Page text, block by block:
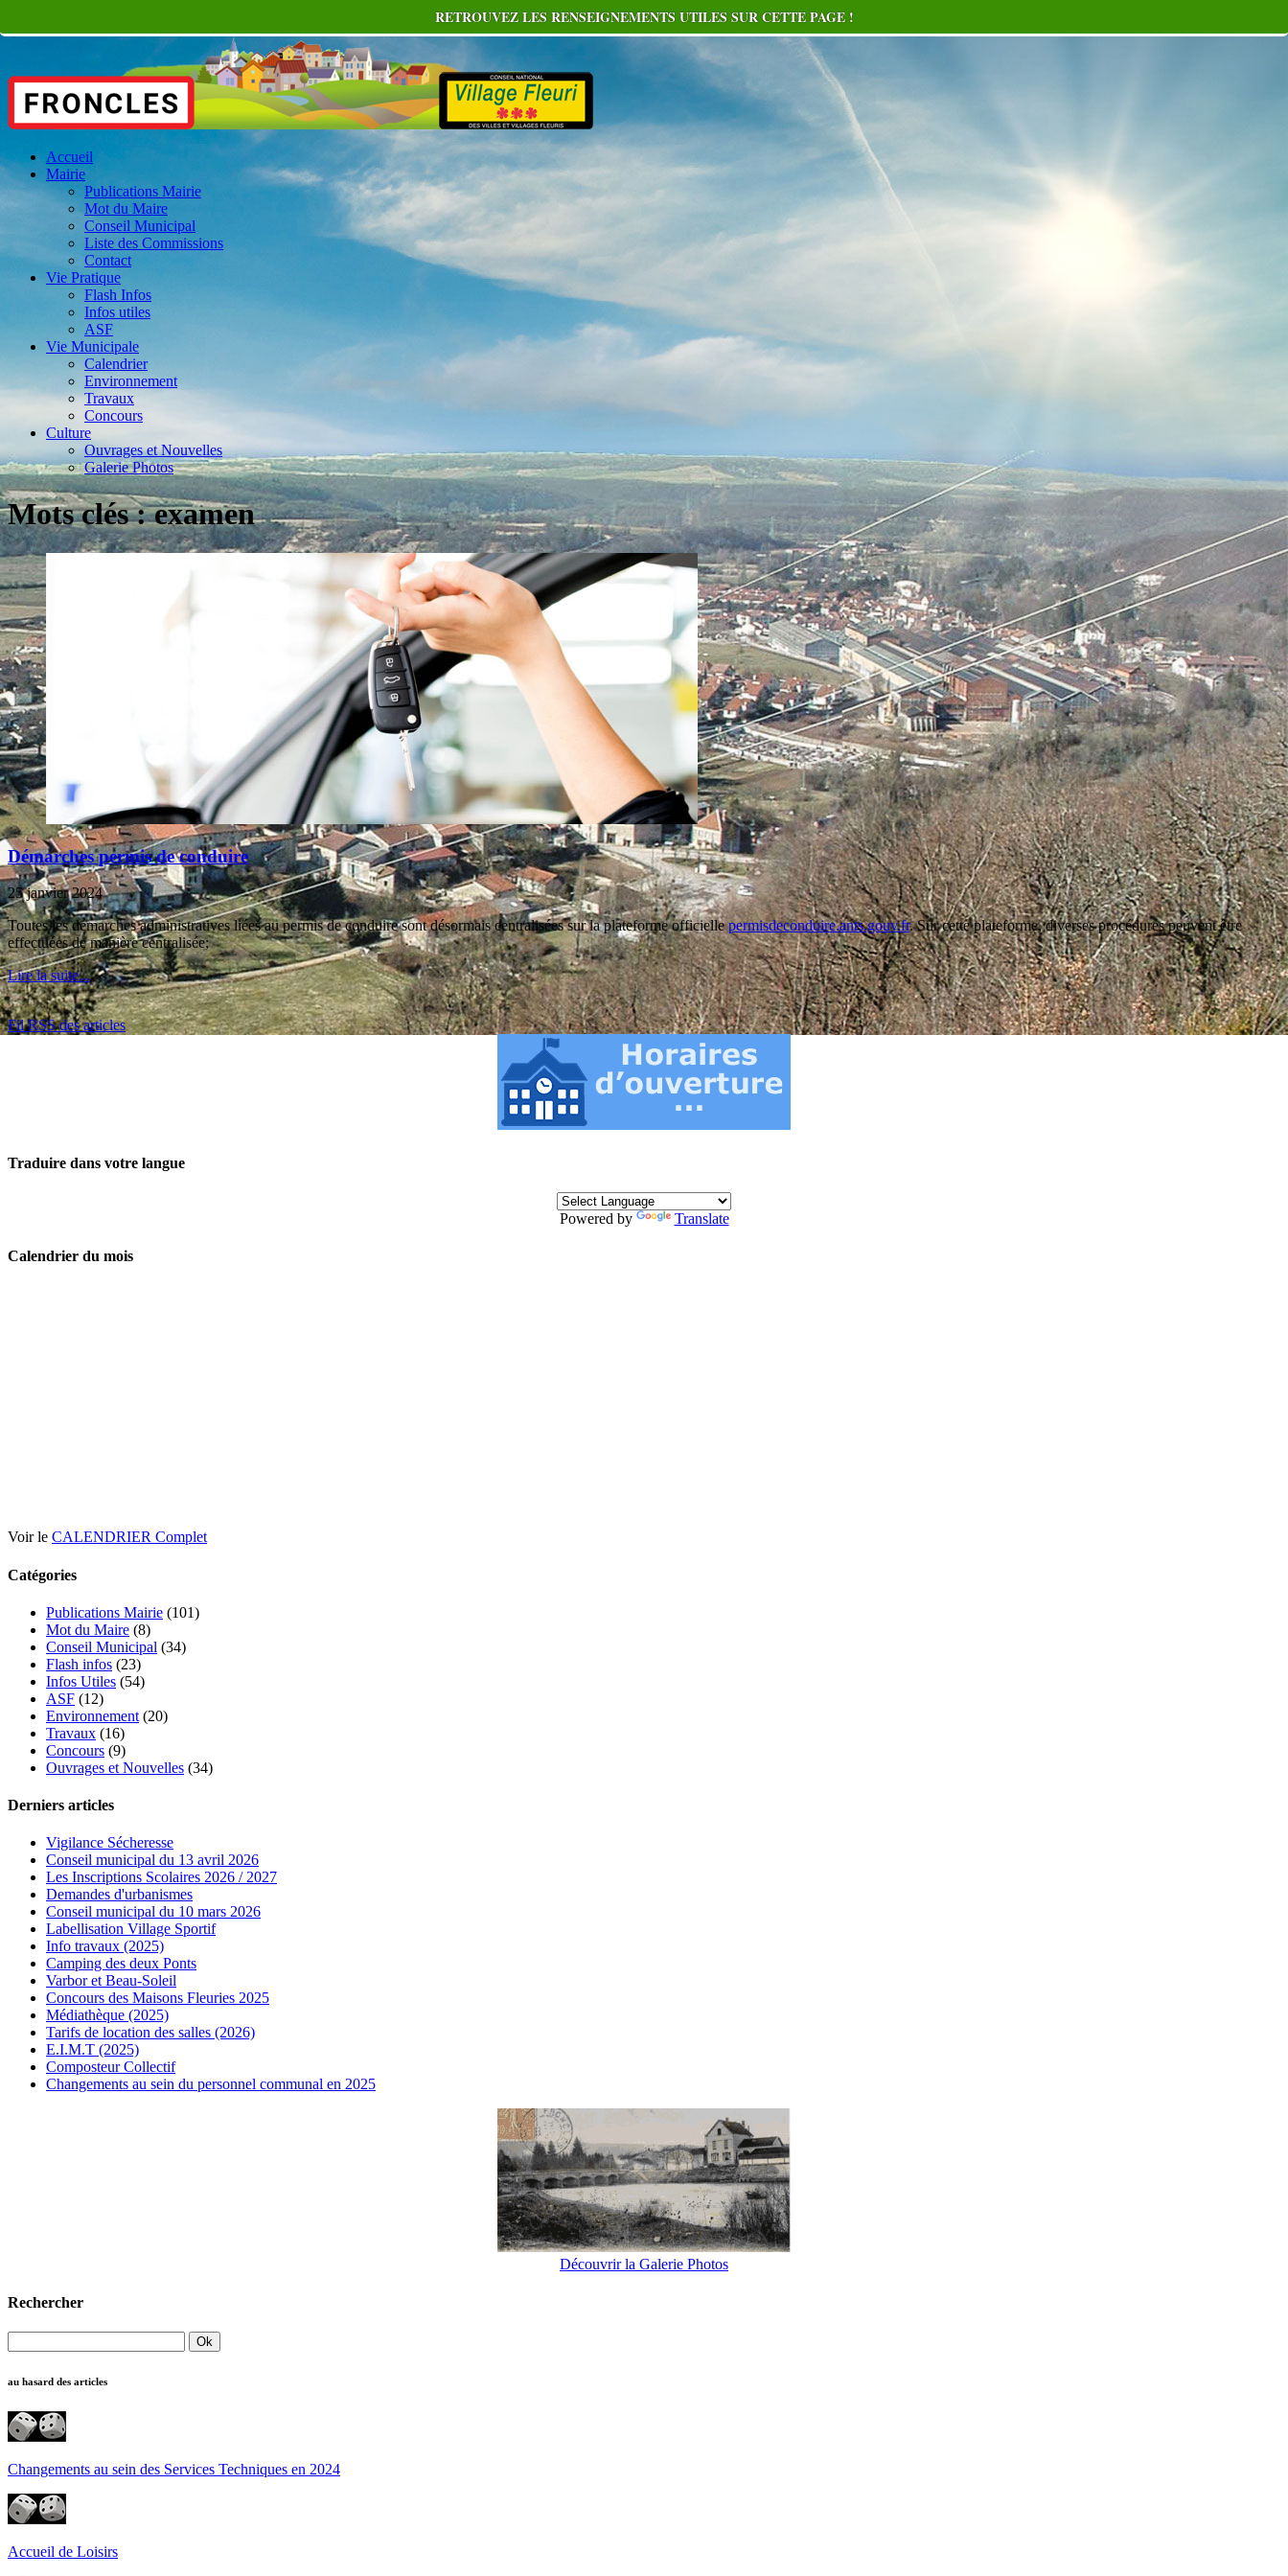
Accueil
Mairie
Publications Mairie
Mot du Maire
Conseil Municipal
Liste des Commissions
Contact
Vie Pratique
Flash Infos
Infos utiles
ASF
Vie Municipale
Calendrier
Environnement
Travaux
Concours
Culture
Ouvrages et Nouvelles
Galerie Photos
Mots clés : examen
Démarches permis de conduire
25 janvier 2024
Toutes les démarches administratives liées au permis de conduire sont désormais centralisées sur la plateforme officiellepermisdeconduire.ants.gouv.fr. Sur cette plateforme, diverses procédures peuvent être
effectuées de manière centralisée;
Lire la suite...
Fil RSS des articles
Traduire dans votre langue
Powered by Translate
Calendrier du mois
Voir le CALENDRIER Complet
Catégories
Publications Mairie (101)
Mot du Maire (8)
Conseil Municipal (34)
Flash infos (23)
Infos Utiles (54)
ASF (12)
Environnement (20)
Travaux (16)
Concours (9)
Ouvrages et Nouvelles (34)
Derniers articles
Vigilance Sécheresse
Conseil municipal du 13 avril 2026
Les Inscriptions Scolaires 2026 / 2027
Demandes d'urbanismes
Conseil municipal du 10 mars 2026
Labellisation Village Sportif
Info travaux (2025)
Camping des deux Ponts
Varbor et Beau-Soleil
Concours des Maisons Fleuries 2025
Médiathèque (2025)
Tarifs de location des salles (2026)
E.I.M.T (2025)
Composteur Collectif
Changements au sein du personnel communal en 2025
Découvrir la Galerie Photos
Rechercher
au hasard des articles
Changements au sein des Services Techniques en 2024
Accueil de Loisirs
RETROUVEZ LES RENSEIGNEMENTS UTILES SUR CETTE PAGE !